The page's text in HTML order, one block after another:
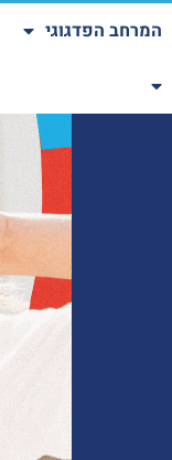
המרחב הפדגוגי